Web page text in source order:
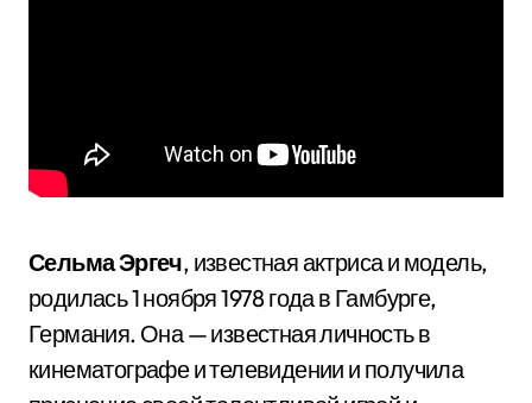
Сельма Эргеч, известная актриса и модель,
родилась 1 ноября 1978 года в Гамбурге,
Германия. Она — известная личность в
кинематографе и телевидении и получила